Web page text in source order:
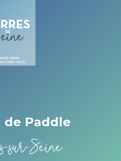
de Paddle
sur-Seine